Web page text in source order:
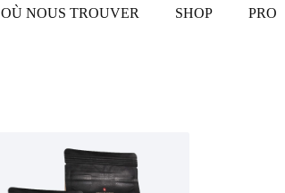
OÙ NOUS TROUVER SHOP PRO